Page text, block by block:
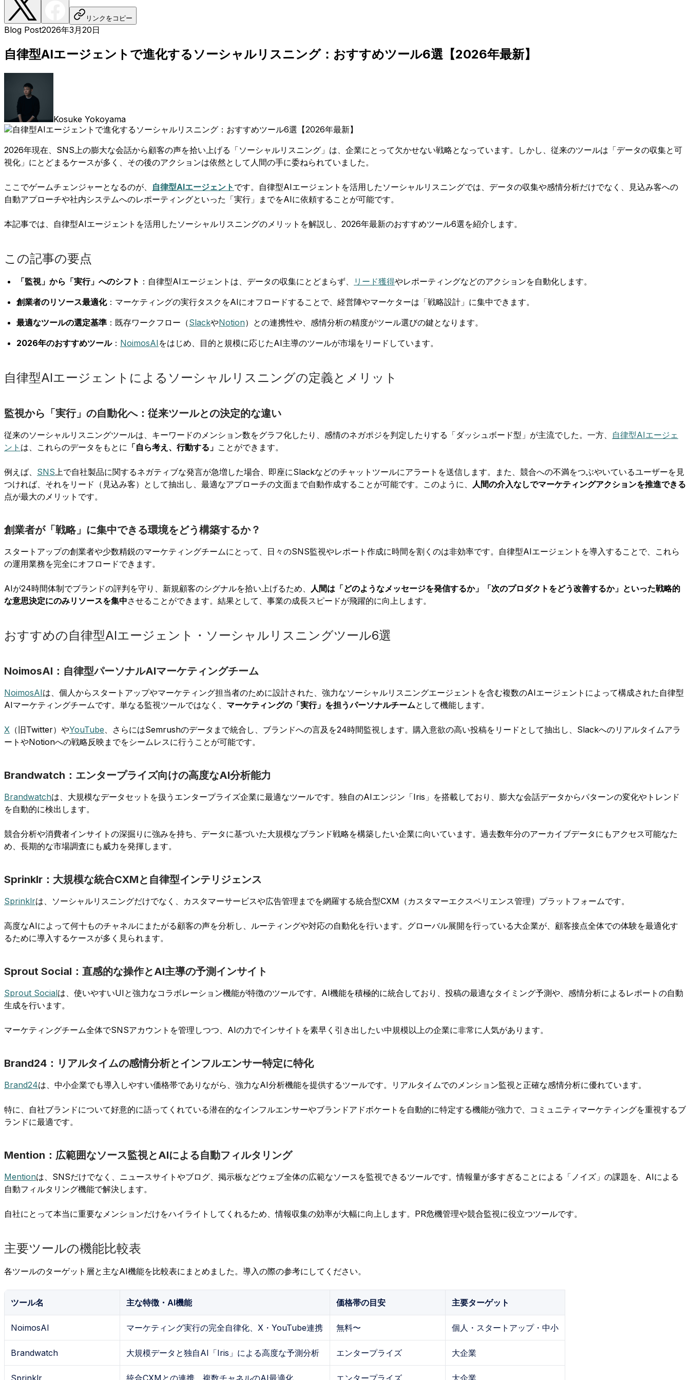
リンクをコピー
Blog Post2026年3月20日
自律型AIエージェントで進化するソーシャルリスニング：おすすめツール6選【2026年最新】
Kosuke Yokoyama
2026年現在、SNS上の膨大な会話から顧客の声を拾い上げる「ソーシャルリスニング」は、企業にとって欠かせない戦略となっています。しかし、従来のツールは「データの収集と可
視化」にとどまるケースが多く、その後のアクションは依然として人間の手に委ねられていました。
ここでゲームチェンジャーとなるのが、 自律型AIエージェント です。自律型AIエージェントを活用したソーシャルリスニングでは、データの収集や感情分析だけでなく、見込み客への
自動アプローチや社内システムへのレポーティングといった「実行」までをAIに依頼することが可能です。
本記事では、自律型AIエージェントを活用したソーシャルリスニングのメリットを解説し、2026年最新のおすすめツール6選を紹介します。
この記事の要点
「監視」から「実行」へのシフト ：自律型AIエージェントは、データの収集にとどまらず、 リード獲得やレポーティングなどのアクションを自動化します。
創業者のリソース最適化：マーケティングの実行タスクをAIにオフロードすることで、経営陣やマーケターは「戦略設計」に集中できます。
最適なツールの選定基準 ：既存ワークフロー（SlackやNotion）との連携性や、感情分析の精度がツール選びの鍵となります。
2026年のおすすめツール： NoimosAIをはじめ、目的と規模に応じたAI主導のツールが市場をリードしています。
自律型AIエージェントによるソーシャルリスニングの定義とメリット
監視から「実行」の自動化へ：従来ツールとの決定的な違い
従来のソーシャルリスニングツールは、キーワードのメンション数をグラフ化したり、感情のネガポジを判定したりする「ダッシュボード型」が主流でした。一方、 自律型AIエージェ
ント は、これらのデータをもとに 「自ら考え、行動する」 ことができます。
例えば、 SNS 上で自社製品に関するネガティブな発言が急増した場合、即座にSlackなどのチャットツールにアラートを送信します。また、競合への不満をつぶやいているユーザーを見
つければ、それをリード（見込み客）として抽出し、最適なアプローチの文面まで自動作成することが可能です。このように、
人間の介入なしでマーケティングアクションを推進できる
点が最大のメリットです。
創業者が「戦略」に集中できる環境をどう構築するか？
スタートアップの創業者や少数精鋭のマーケティングチームにとって、日々のSNS監視やレポート作成に時間を割くのは非効率です。自律型AIエージェントを導入することで、これら
の運用業務を完全にオフロードできます。
AIが24時間体制でブランドの評判を守り、新規顧客のシグナルを拾い上げるため、
人間は「どのようなメッセージを発信するか」「次のプロダクトをどう改善するか」といった戦略的
な意思決定にのみリソースを集中させることができます。結果として、事業の成長スピードが飛躍的に向上します。
おすすめの自律型AIエージェント・ソーシャルリスニングツール6選
NoimosAI：自律型パーソナルAIマーケティングチーム
NoimosAIは、個人からスタートアップやマーケティング担当者のために設計された、強力なソーシャルリスニングエージェントを含む複数のAIエージェントによって構成された自律型
AIマーケティングチームです。単なる監視ツールではなく、 マーケティングの「実行」を担うパーソナルチームとして機能します。
X （旧Twitter）やYouTube 、さらにはSemrushのデータまで統合し、ブランドへの言及を24時間監視します。購入意欲の高い投稿をリードとして抽出し、Slackへのリアルタイムアラ
ートやNotionへの戦略反映までをシームレスに行うことが可能です。
Brandwatch：エンタープライズ向けの高度なAI分析能力
Brandwatchは、大規模なデータセットを扱うエンタープライズ企業に最適なツールです。独自のAIエンジン「Iris」を搭載しており、膨大な会話データからパターンの変化やトレンド
を自動的に検出します。
競合分析や消費者インサイトの深掘りに強みを持ち、データに基づいた大規模なブランド戦略を構築したい企業に向いています。過去数年分のアーカイブデータにもアクセス可能なた
め、長期的な市場調査にも威力を発揮します。
Sprinklr：大規模な統合CXMと自律型インテリジェンス
Sprinklrは、ソーシャルリスニングだけでなく、カスタマーサービスや広告管理までを網羅する統合型CXM（カスタマーエクスペリエンス管理）プラットフォームです。
高度なAIによって何十ものチャネルにまたがる顧客の声を分析し、ルーティングや対応の自動化を行います。グローバル展開を行っている大企業が、顧客接点全体での体験を最適化す
るために導入するケースが多く見られます。
Sprout Social：直感的な操作とAI主導の予測インサイト
Sprout Socialは、使いやすいUIと強力なコラボレーション機能が特徴のツールです。AI機能を積極的に統合しており、投稿の最適なタイミング予測や、感情分析によるレポートの自動
生成を行います。
マーケティングチーム全体でSNSアカウントを管理しつつ、AIの力でインサイトを素早く引き出したい中規模以上の企業に非常に人気があります。
Brand24：リアルタイムの感情分析とインフルエンサー特定に特化
Brand24は、中小企業でも導入しやすい価格帯でありながら、強力なAI分析機能を提供するツールです。リアルタイムでのメンション監視と正確な感情分析に優れています。
特に、自社ブランドについて好意的に語ってくれている潜在的なインフルエンサーやブランドアドボケートを自動的に特定する機能が強力で、コミュニティマーケティングを重視するブ
ランドに最適です。
Mention：広範囲なソース監視とAIによる自動フィルタリング
Mentionは、SNSだけでなく、ニュースサイトやブログ、掲示板などウェブ全体の広範なソースを監視できるツールです。情報量が多すぎることによる「ノイズ」の課題を、AIによる
自動フィルタリング機能で解決します。
自社にとって本当に重要なメンションだけをハイライトしてくれるため、情報収集の効率が大幅に向上します。PR危機管理や競合監視に役立つツールです。
主要ツールの機能比較表
各ツールのターゲット層と主なAI機能を比較表にまとめました。導入の際の参考にしてください。
ツール名 主な特徴・AI機能 価格帯の目安 主要ターゲット
NoimosAI マーケティング実行の完全自律化、X・YouTube連携 無料〜 個人・スタートアップ・中小
Brandwatch 大規模データと独自AI「Iris」による高度な予測分析 エンタープライズ 大企業
Sprinklr 統合CXMとの連携、複数チャネルのAI最適化 エンタープライズ 大企業